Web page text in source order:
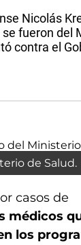
Nicolás
fueron del
contra el
de Salud.
casos de
médicos
los